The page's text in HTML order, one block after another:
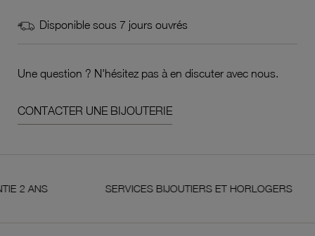
Disponible sous 7 jours ouvrés
Une question ? N'hésitez pas à en discuter avec nous.
CONTACTER UNE BIJOUTERIE
SERVICES BIJOUTIERS ET HORLOGERS